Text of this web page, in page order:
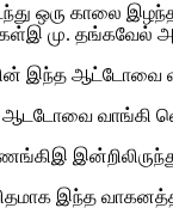
ஒரு காலை
மு.
இந்த ஆட்டோவை
ஆடடோவை வாங்கி
இந்த